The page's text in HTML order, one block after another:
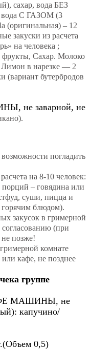
сахар, вода БЕЗ
вода С ГАЗОМ (3
(оригинальная) – 12
закуски из расчета
на человека ;
фрукты, Сахар. Молоко
Лимон в нарезке — 2
(вариант бутербродов
не заварной, не
погладить
на 8-10 человек:
– говядина или
суши, пицца и
блюдом).
закусок в гримерной
(при
позже!
комнате
или кафе, не позднее
группе
МАШИНЫ, не
капучино/
0,5)